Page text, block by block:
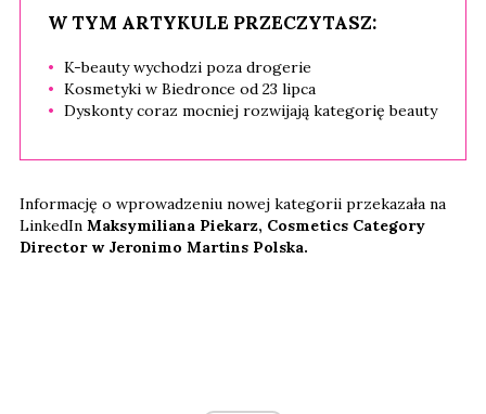
W TYM ARTYKULE PRZECZYTASZ:
K-beauty wychodzi poza drogerie
Kosmetyki w Biedronce od 23 lipca
Dyskonty coraz mocniej rozwijają kategorię beauty
Informację o wprowadzeniu nowej kategorii przekazała na
LinkedIn Maksymiliana Piekarz, Cosmetics Category
Director w Jeronimo Martins Polska.